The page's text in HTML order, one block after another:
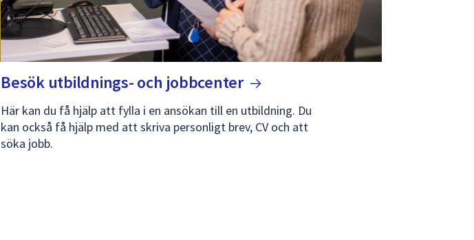
Besök utbildnings- och jobbcenter
Här kan du få hjälp att fylla i en ansökan till en utbildning. Du
kan också få hjälp med att skriva personligt brev, CV och att
söka jobb.